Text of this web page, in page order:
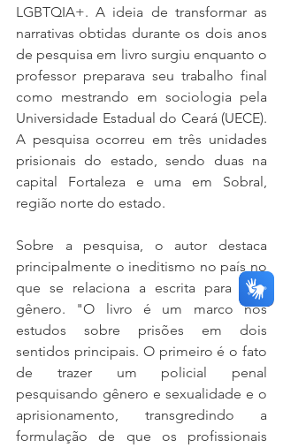
LGBTQIA+. A ideia de transformar as
narrativas obtidas durante os dois anos
de pesquisa em livro surgiu enquanto o
professor preparava seu trabalho final
como mestrando em sociologia pela
Universidade Estadual do Ceará (UECE).
A pesquisa ocorreu em três unidades
prisionais do estado, sendo duas na
capital Fortaleza e uma em Sobral,
região norte do estado.
Sobre a pesquisa, o autor destaca
principalmente o ineditismo no país no
que se relaciona a escrita para este
gênero. "O livro é um marco nos
estudos sobre prisões em dois
sentidos principais. O primeiro é o fato
de trazer um policial penal
pesquisando gênero e sexualidade e o
aprisionamento, transgredindo a
formulação de que os profissionais